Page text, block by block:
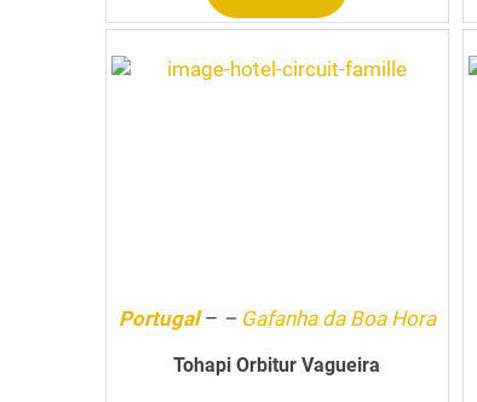
Portugal– – Gafanha da Boa Hora
Tohapi Orbitur Vagueira